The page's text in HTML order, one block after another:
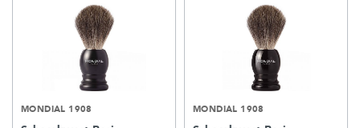
MONDIAL 1908 MONDIAL 1908